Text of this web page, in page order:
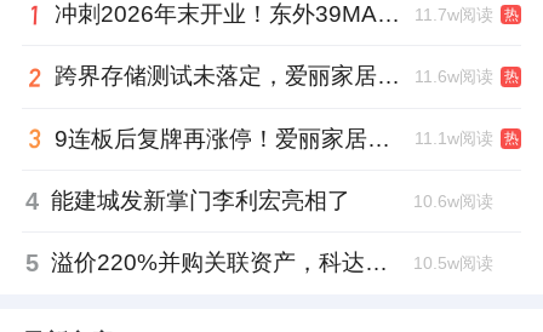
冲刺2026年末开业！东外39MALL全球招商启幕，重构东直门商圈格局 11.7w阅读 热
跨界存储测试未落定，爱丽家居复牌前自揭多重风险 11.6w阅读 热
9连板后复牌再涨停！爱丽家居市盈率318倍，跨界收购案尚未落地 11.1w阅读 热
4 能建城发新掌门李利宏亮相了 10.6w阅读
5 溢价220%并购关联资产，科达制造近75亿元重组被否 10.5w阅读